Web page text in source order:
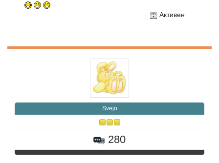
Активен
Svejo
280